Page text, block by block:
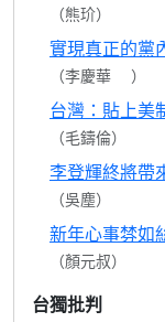
（熊玠）
實現真正的黨
（李慶華 ）
台灣：貼上美
（毛鑄倫）
李登輝終將帶
（吳塵）
新年心事棼如
（顏元叔）
台獨批判